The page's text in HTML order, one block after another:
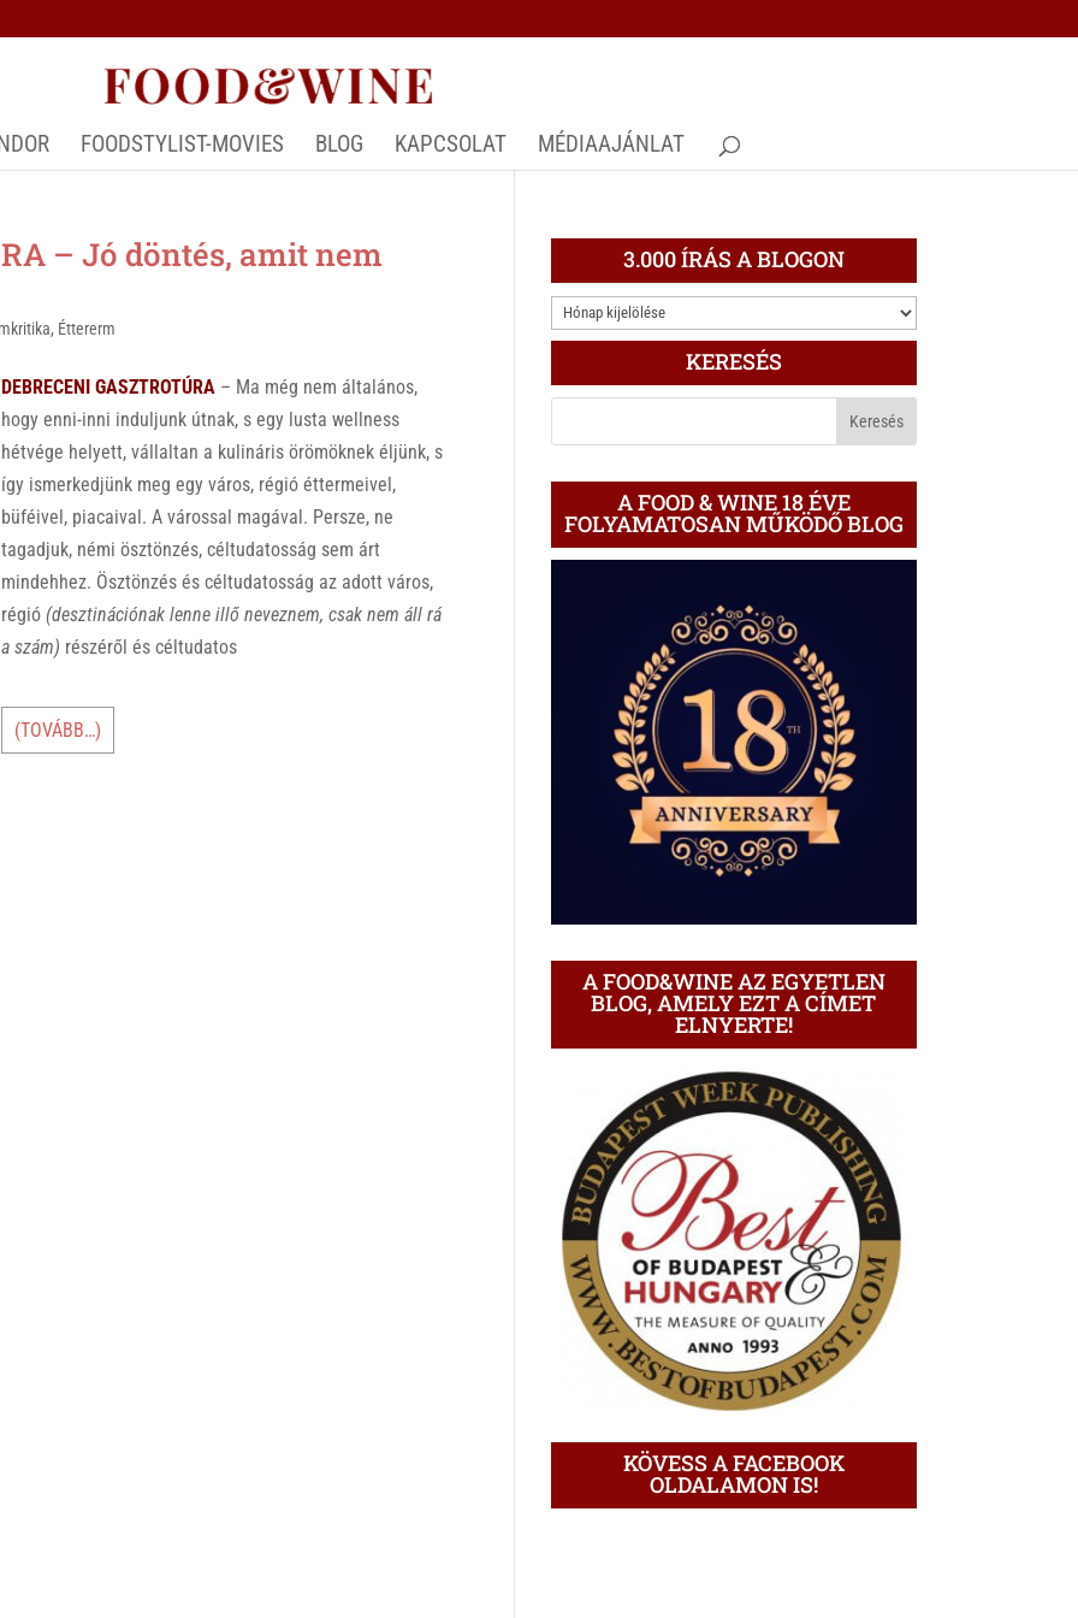
FOODSTYLIST-MOVIES BLOG KAPCSOLAT MÉDIAAJÁNLAT
– Jó döntés, amit nem
, Éttererm
DEBRECENI GASZTROTÚRA – Ma még nem általános,
hogy enni-inni induljunk útnak, s egy lusta wellness
hétvége helyett, vállaltan a kulináris örömöknek éljünk, s
így ismerkedjünk meg egy város, régió éttermeivel,
büféivel, piacaival. A várossal magával. Persze, ne
tagadjuk, némi ösztönzés, céltudatosság sem árt
mindehhez. Ösztönzés és céltudatosság az adott város,
régió (desztinációnak lenne illő neveznem, csak nem áll rá
a szám) részéről és céltudatos
(TOVÁBB…)
3.000 ÍRÁS A BLOGON
3.000
ÍRÁS
BLOGON
KERESÉS
A FOOD & WINE 18 ÉVE
FOLYAMATOSAN MŰKÖDŐ BLOG
A FOOD&WINE AZ EGYETLEN
BLOG, AMELY EZT A CÍMET
ELNYERTE!
KÖVESS A FACEBOOK
OLDALAMON IS!